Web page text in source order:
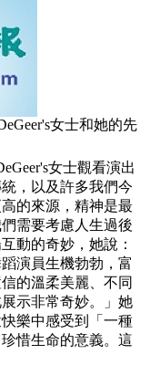
女士和她的先
女士觀看演出
，以及許多我們今
的來源，精神是最
需要考慮人生過後
動的奇妙，她說：
演員生機勃勃，富
的溫柔美麗、不同
示非常奇妙。」她
樂中感受到「一種
惜生命的意義。這